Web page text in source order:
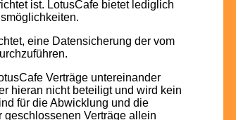
ist. LotusCafe bietet lediglich
eine Datensicherung der vom
Verträge untereinander
hieran nicht beteiligt und wird kein
für die Abwicklung und die
Verträge allein